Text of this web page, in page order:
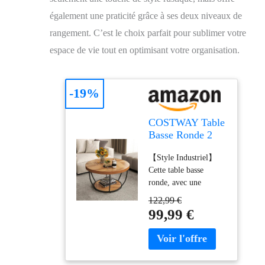
également une praticité grâce à ses deux niveaux de
rangement. C’est le choix parfait pour sublimer votre
espace de vie tout en optimisant votre organisation.
COSTWAY Table
Basse Ronde 2
Basse Bois 80
cm, Cadre en
Métal, Design
Ronde Bois,
Plateau Épaissi,
Industriel
(Naturel)
【Style Industriel】
Cette table basse
ronde, avec une
élégante finition en
grain de bois, complète
sans effort tout style
d'intérieur. Le cadre en
métal ajoute de la
122,99 €
99,99 €
-19%